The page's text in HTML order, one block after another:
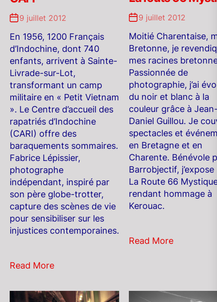
9 juillet 2012
En 1956, 1200 Français
d’Indochine, dont 740
enfants, arrivent à Sainte-
Livrade-sur-Lot,
transformant un camp
militaire en « Petit Vietnam
». Le Centre d’accueil des
rapatriés d’Indochine
(CARI) offre des
baraquements sommaires.
Fabrice Lépissier,
photographe
indépendant, inspiré par
son père globe-trotter,
capture des scènes de vie
pour sensibiliser sur les
injustices contemporaines.
Read More
9 juillet 2012
Moitié Charentaise,
Bretonne, je
mes racines
Passionnée de
photographie, j’ai
du noir et blanc à la
couleur grâce à
Daniel Guillou. Je
spectacles et
en Bretagne et en
Charente. Bénévole
Barrobjectif, j’expose
La Route 66
rendant hommage à
Kerouac.
Read More